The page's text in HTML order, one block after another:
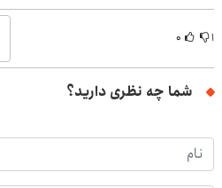
۱ ۰
شما چه نظری دارید؟